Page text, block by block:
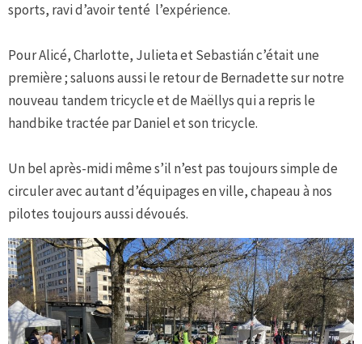
sports, ravi d’avoir tenté l’expérience.
Pour Alicé, Charlotte, Julieta et Sebastián c’était une
première ; saluons aussi le retour de Bernadette sur notre
nouveau tandem tricycle et de Maëllys qui a repris le
handbike tractée par Daniel et son tricycle.
Un bel après-midi même s’il n’est pas toujours simple de
circuler avec autant d’équipages en ville, chapeau à nos
pilotes toujours aussi dévoués.